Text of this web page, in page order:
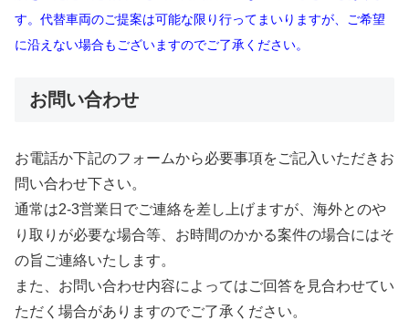
す。代替車両のご提案は可能な限り行ってまいりますが、ご希望
に沿えない場合もございますのでご了承ください。
お問い合わせ
お電話か下記のフォームから必要事項をご記入いただきお
問い合わせ下さい。
通常は2-3営業日でご連絡を差し上げますが、海外とのや
り取りが必要な場合等、お時間のかかる案件の場合にはそ
の旨ご連絡いたします。
また、お問い合わせ内容によってはご回答を見合わせてい
ただく場合がありますのでご了承ください。